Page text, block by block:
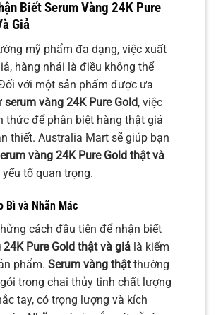
BiếtSerum Vàng 24K Pure
Giả
mỹ phẩm đa dạng, việc xuất
hàng nhái là điều không thể
với một sản phẩm được ưa
serum vàng 24K Pure Gold, việc
thức để phân biệt hàng thật giả
thiết. Australia Mart sẽ giúp bạn
vàng 24K Pure Gold thật và
tố quan trọng.
Bì và Nhãn Mác
cách đầu tiên để nhận biết
Pure Gold thật và giả là kiểm
phẩm. Serum vàng thậtthường
trong chai thủy tinh chất lượng
tay, có trọng lượng và kích